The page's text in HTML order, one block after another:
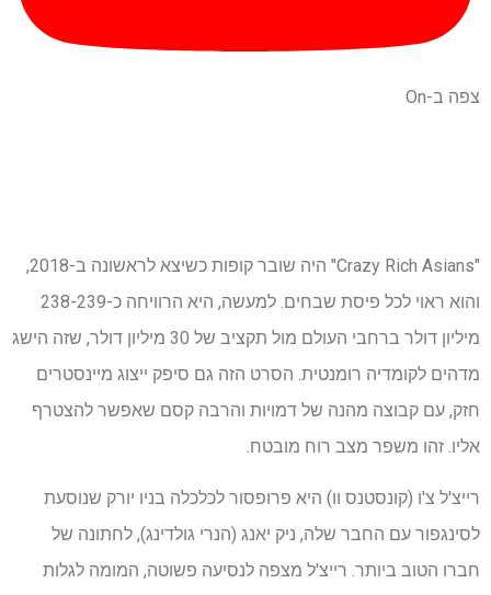
צפה ב-On
"Crazy Rich Asians" היה שובר קופות כשיצא לראשונה ב-2018,
והוא ראוי לכל פיסת שבחים. למעשה, היא הרוויחה כ-238-239
מיליון דולר ברחבי העולם מול תקציב של 30 מיליון דולר, שזה הישג
מדהים לקומדיה רומנטית. הסרט הזה גם סיפק ייצוג מיינסטרים
חזק, עם קבוצה מהנה של דמויות והרבה קסם שאפשר להצטרף
אליו. זהו משפר מצב רוח מובטח.
רייצ'ל צ'ו (קונסטנס וו) היא פרופסור לכלכלה בניו יורק שנוסעת
לסינגפור עם החבר שלה, ניק יאנג (הנרי גולדינג), לחתונה של
חברו הטוב ביותר. רייצ'ל מצפה לנסיעה פשוטה, המומה לגלות